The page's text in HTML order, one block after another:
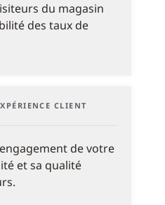
du magasin
des taux de
CLIENT
de votre
et sa qualité